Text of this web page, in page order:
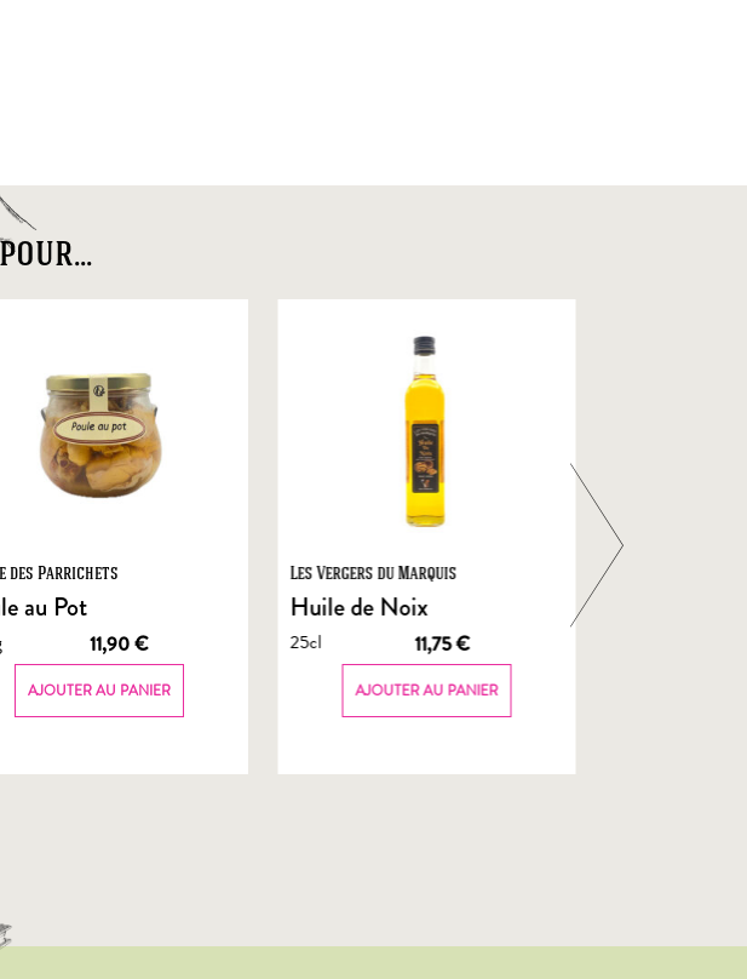
des Parrichets
au Pot
11,90€
AJOUTER AU PANIER
Les Vergers du Marquis
Huile de Noix
25cl 11,75€
AJOUTER AU PANIER